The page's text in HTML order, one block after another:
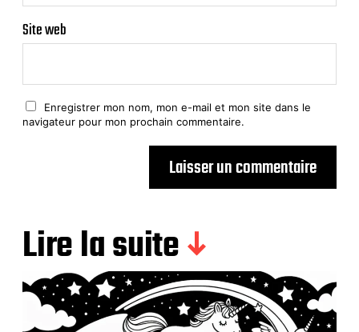
Site web
Enregistrer mon nom, mon e-mail et mon site dans le
navigateur pour mon prochain commentaire.
Lire la suite